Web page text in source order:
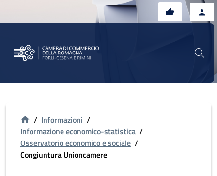
/ Informazioni /
Informazione economico-statistica /
Osservatorio economico e sociale /
Congiuntura Unioncamere